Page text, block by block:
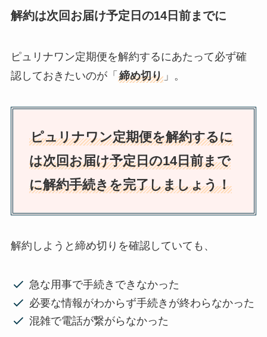
解約は次回お届け予定日の14日前までに
ピュリナワン定期便を解約するにあたって必ず確
認しておきたいのが「 締め切り」。
ピュリナワン定期便を解約するに
は次回お届け予定日の14日前まで
に解約手続きを完了しましょう！
解約しようと締め切りを確認していても、
急な用事で手続きできなかった
必要な情報がわからず手続きが終わらなかった
混雑で電話が繋がらなかった